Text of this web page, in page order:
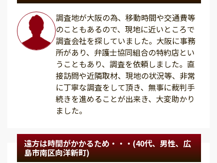
調査地が大阪の為、移動時間や交通費等
のこともあるので、現地に近いところで
調査会社を探していました。大阪に事務
所があり、弁護士協同組合の特約店とい
うこともあり、調査を依頼しました。直
接訪問や近隣取材、現地の状況等、非常
に丁寧な調査をして頂き、無事に裁判手
続きを進めることが出来き、大変助かり
ました。
遠方は時間がかかるため・・・(40代、男性、広
島市南区向洋新町)